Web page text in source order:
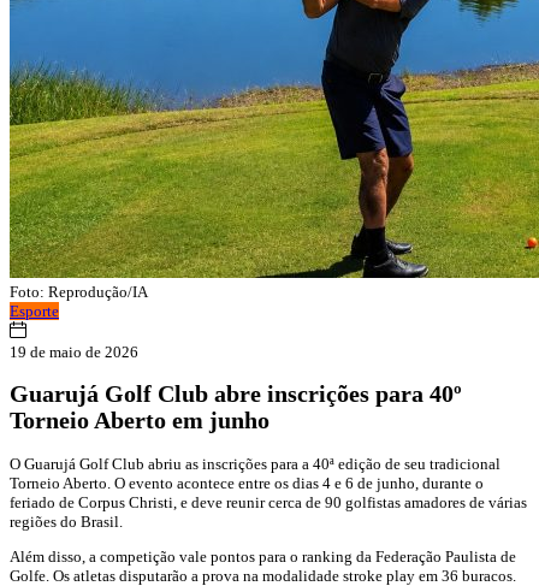
Foto: Reprodução/IA
Esporte
19 de maio de 2026
Guarujá Golf Club abre inscrições para 40º
Torneio Aberto em junho
O Guarujá Golf Club abriu as inscrições para a 40ª edição de seu tradicional
Torneio Aberto. O evento acontece entre os dias 4 e 6 de junho, durante o
feriado de Corpus Christi, e deve reunir cerca de 90 golfistas amadores de várias
regiões do Brasil.
Além disso, a competição vale pontos para o ranking da Federação Paulista de
Golfe . Os atletas disputarão a prova na modalidade stroke play em 36 buracos.